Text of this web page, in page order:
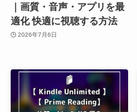
｜画質・音声・アプリを最
適化 快適に視聴する方法
2026年7月6日